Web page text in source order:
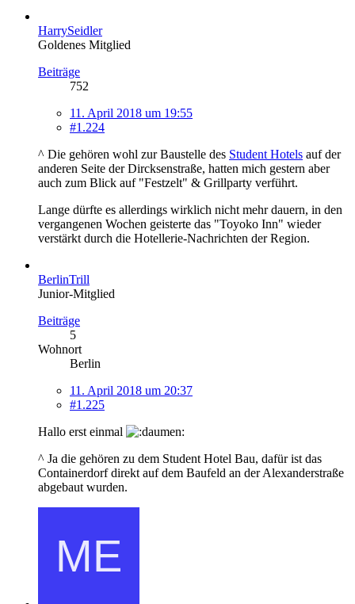
HarrySeidler
Goldenes Mitglied
Beiträge
752
11. April 2018 um 19:55
#1.224
^ Die gehören wohl zur Baustelle des Student Hotels auf der
anderen Seite der Dircksenstraße, hatten mich gestern aber
auch zum Blick auf "Festzelt" & Grillparty verführt.
Lange dürfte es allerdings wirklich nicht mehr dauern, in den
vergangenen Wochen geisterte das "Toyoko Inn" wieder
verstärkt durch die Hotellerie-Nachrichten der Region.
BerlinTrill
Junior-Mitglied
Beiträge
5
Wohnort
Berlin
11. April 2018 um 20:37
#1.225
Hallo erst einmal
^ Ja die gehören zu dem Student Hotel Bau, dafür ist das
Containerdorf direkt auf dem Baufeld an der Alexanderstraße
abgebaut wurden.